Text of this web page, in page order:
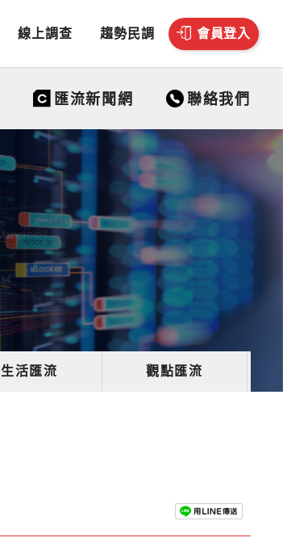
線上調查 趨勢民調 會員登入
匯流新聞網 聯絡我們
生活匯流 觀點匯流